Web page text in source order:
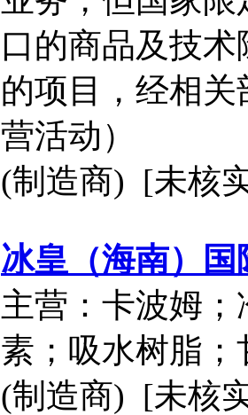
口的商品及技
的项目，经相
营活动）
(制造商) [未核
冰皇（海南）
主营：卡波姆
素；吸水树脂；
(制造商) [未核